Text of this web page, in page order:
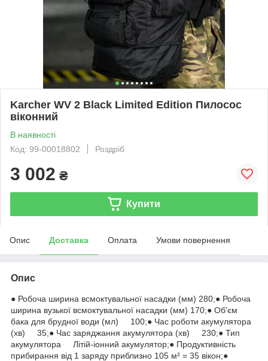
Karcher WV 2 Black Limited Edition Пилосос
віконний
В наявності
Код: 99-00018802
Роздріб
3 002 ₴
Купити
Опис Доставка Оплата Умови повернення
Опис
● Робоча ширина всмоктувальної насадки (мм) 280;● Робоча
ширина вузької всмоктувальної насадки (мм) 170;● Об'єм
бака для брудної води (мл) 100;● Час роботи акумулятора
(хв) 35;● Час заряджання акумулятора (хв) 230;● Тип
акумулятора Літій-іонний акумулятор;● Продуктивність
прибирання від 1 заряду приблизно 105 м² = 35 вікон;●